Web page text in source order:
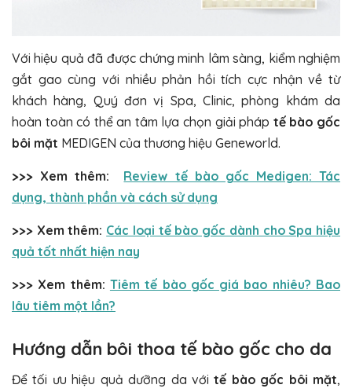
Với hiệu quả đã được chứng minh lâm sàng, kiểm nghiệm
gắt gao cùng với nhiều phản hồi tích cực nhận về từ
khách hàng, Quý đơn vị Spa, Clinic, phòng khám da
hoàn toàn có thể an tâm lựa chọn giải pháp tế bào gốc
bôi mặt MEDIGEN của thương hiệu Geneworld.
>>> Xem thêm:
Review tế bào gốc Medigen: Tác
dụng, thành phần và cách sử dụng
>>> Xem thêm: Các loại tế bào gốc dành cho Spa hiệu
quả tốt nhất hiện nay
>>> Xem thêm: Tiêm tế bào gốc giá bao nhiêu? Bao
lâu tiêm một lần?
Hướng dẫn bôi thoa tế bào gốc cho da
Để tối ưu hiệu quả dưỡng da vớitế bào gốc bôi mặt,